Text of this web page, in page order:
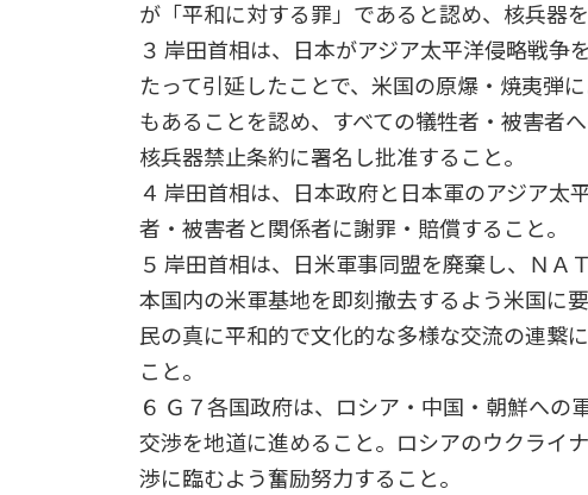
が「平和に対する罪」であると認め、核兵器
３ 岸田首相は、日本がアジア太平洋侵略戦
たって引延したことで、米国の原爆・焼夷弾
もあることを認め、すべての犠牲者・被害者
核兵器禁止条約に署名し批准すること。
４ 岸田首相は、日本政府と日本軍のアジア太
者・被害者と関係者に謝罪・賠償すること。
５ 岸田首相は、日米軍事同盟を廃棄し、ＮＡ
本国内の米軍基地を即刻撤去するよう米国に
民の真に平和的で文化的な多様な交流の連繋
こと。
６ Ｇ７各国政府は、ロシア・中国・朝鮮へ
交渉を地道に進めること。ロシアのウクライ
渉に臨むよう奮励努力すること。